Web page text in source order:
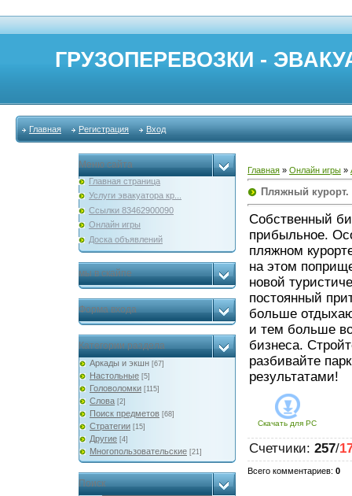
ГРУЗОПЕРЕВОЗКИ -
Главная Регистрация Вход
Меню сайта
Главная страница
Услуги эвакуатора кр...
Ссылки 83462900090
Онлайн игры
Доска объявлений
мы в скайпе
Форма входа
Категории раздела
Аркады и экшн [67]
Настольные [5]
Головоломки [115]
Слова [2]
Поиск предметов [68]
Стратегии [15]
Другие [4]
Многопользовательские [21]
Поиск
Главная » Онлайн игры »
Пляжный
Собственный
прибыльное.
пляжном
на этом
новой
постоянный
больше
и тем больше
бизнеса.
разбивайте
результатами!
Скачать для PC
Счетчики: 257/
Всего комментариев: 0